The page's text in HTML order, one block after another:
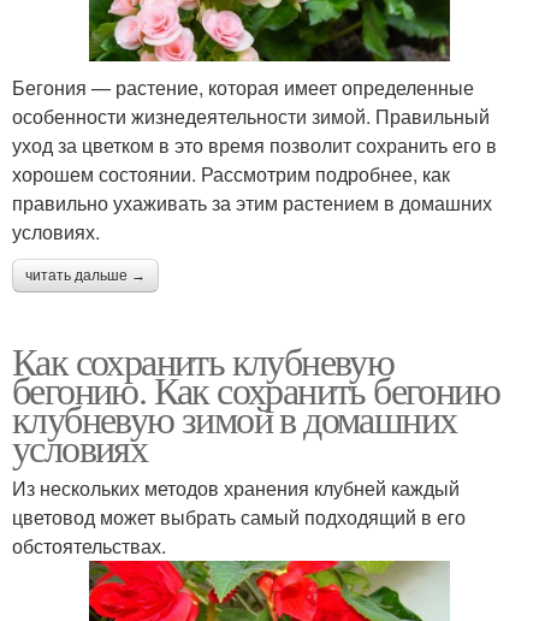
Бегония — растение, которая имеет определенные
особенности жизнедеятельности зимой. Правильный
уход за цветком в это время позволит сохранить его в
хорошем состоянии. Рассмотрим подробнее, как
правильно ухаживать за этим растением в домашних
условиях.
читать дальше →
Как сохранить клубневую
бегонию. Как сохранить бегонию
клубневую зимой в домашних
условиях
Из нескольких методов хранения клубней каждый
цветовод может выбрать самый подходящий в его
обстоятельствах.